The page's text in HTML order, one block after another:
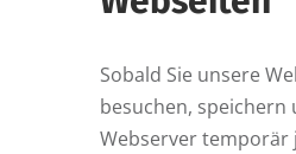
Sobald Sie unsere
besuchen, speichern
Webserver temporär